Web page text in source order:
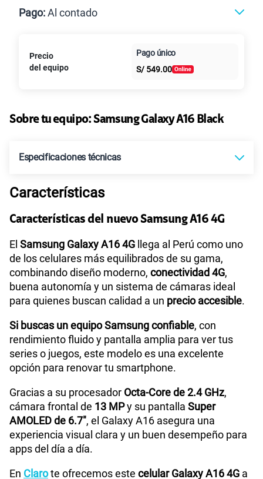
Paga solo
125GBen alta velocidad
S/
Paga solo S/ 95.90
Pago:Al contado
Al contado Cuotas Claro
intereses
Precio
del equipo
Pago único
S/ 549.00
Sobre tu equipo: SamsungGalaxy A16 Black
Especificaciones técnicas
Tecnología de Pantalla
Sistema operativo Android U - Versión 14
Procesador Octa Core 2.4GHz,2GHz
Tamaño de Pantalla
Peso
Si
Características
Características del nuevo Samsung A16 4G
El Samsung Galaxy A16 4G llega al Perú como uno
de los celulares más equilibrados de su gama,
combinando diseño moderno, conectividad 4G,
buena autonomía y un sistema de cámaras ideal
para quienes buscan calidad a un precio accesible.
Si buscas un equipo Samsung confiable, con
rendimiento fluido y pantalla amplia para ver tus
series o juegos, este modelo es una excelente
opción para renovar tu smartphone.
Gracias a su procesador Octa-Core de 2.4 GHz,
cámara frontal de 13 MPy su pantalla Super
AMOLED de 6.7", el Galaxy A16 asegura una
experiencia visual clara y un buen desempeño para
apps del día a día.
En Clarote ofrecemos este celular Galaxy A16 4G a